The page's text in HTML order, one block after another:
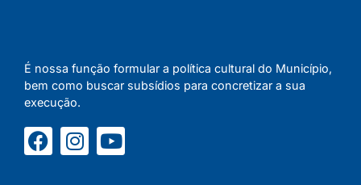
É nossa função formular a política cultural do Município,
bem como buscar subsídios para concretizar a sua
execução.